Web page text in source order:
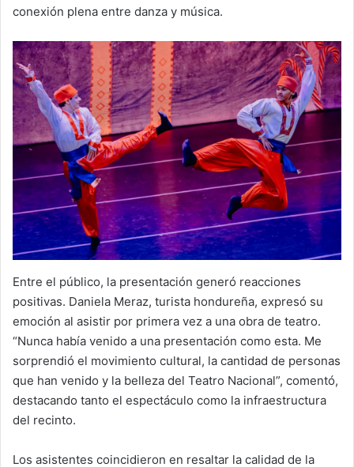
conexión plena entre danza y música.
Entre el público, la presentación generó reacciones
positivas. Daniela Meraz, turista hondureña, expresó su
emoción al asistir por primera vez a una obra de teatro.
“Nunca había venido a una presentación como esta. Me
sorprendió el movimiento cultural, la cantidad de personas
que han venido y la belleza del Teatro Nacional”, comentó,
destacando tanto el espectáculo como la infraestructura
del recinto.
Los asistentes coincidieron en resaltar la calidad de la